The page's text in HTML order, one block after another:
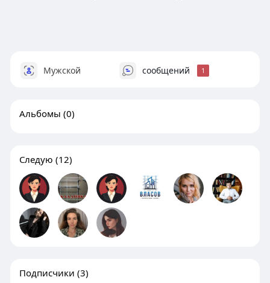
Мужской сообщений 1
Альбомы (0)
Следую (12)
Подписчики (3)